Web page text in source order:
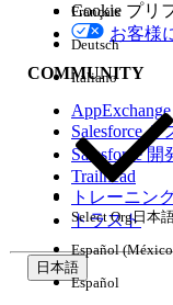
エディション
環境
Cookie プリ
お客様
COMMUNITY
AppExchange
Salesforce
Salesforce 開
Trailhead
トレーニン
トラスト
日本語
Français
Deutsch
Italiano
Select Org日本
Español
Español